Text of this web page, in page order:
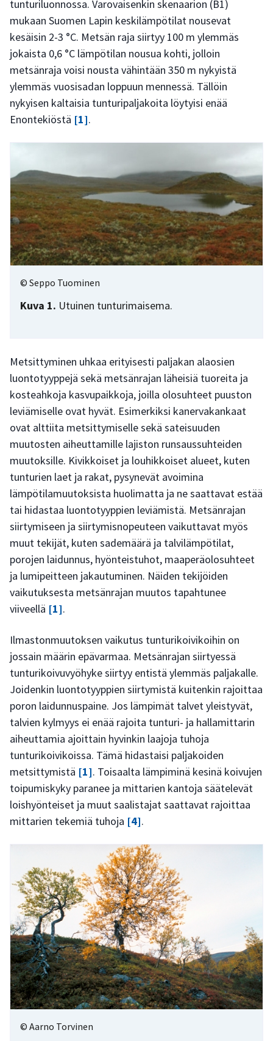
tunturiluonnossa. Varovaisenkin skenaarion (B1)
mukaan Suomen Lapin keskilämpötilat nousevat
kesäisin 2-3 °C. Metsän raja siirtyy 100 m ylemmäs
jokaista 0,6 °C lämpötilan nousua kohti, jolloin
metsänraja voisi nousta vähintään 350 m nykyistä
ylemmäs vuosisadan loppuun mennessä. Tällöin
nykyisen kaltaisia tunturipaljakoita löytyisi enää
Enontekiöstä [1].
Kuva 1. Utuinen tunturimaisema.
© Seppo Tuominen
Metsittyminen uhkaa erityisesti paljakan alaosien
luontotyyppejä sekä metsänrajan läheisiä tuoreita ja
kosteahkoja kasvupaikkoja, joilla olosuhteet puuston
leviämiselle ovat hyvät. Esimerkiksi kanervakankaat
ovat alttiita metsittymiselle sekä sateisuuden
muutosten aiheuttamille lajiston runsaussuhteiden
muutoksille. Kivikkoiset ja louhikkoiset alueet, kuten
tunturien laet ja rakat, pysynevät avoimina
lämpötilamuutoksista huolimatta ja ne saattavat estää
tai hidastaa luontotyyppien leviämistä. Metsänrajan
siirtymiseen ja siirtymisnopeuteen vaikuttavat myös
muut tekijät, kuten sademäärä ja talvilämpötilat,
porojen laidunnus, hyönteistuhot, maaperäolosuhteet
ja lumipeitteen jakautuminen. Näiden tekijöiden
vaikutuksesta metsänrajan muutos tapahtunee
viiveellä [1].
Ilmastonmuutoksen vaikutus tunturikoivikoihin on
jossain määrin epävarmaa. Metsänrajan siirtyessä
tunturikoivuvyöhyke siirtyy entistä ylemmäs paljakalle.
Joidenkin luontotyyppien siirtymistä kuitenkin rajoittaa
poron laidunnuspaine. Jos lämpimät talvet yleistyvät,
talvien kylmyys ei enää rajoita tunturi- ja hallamittarin
aiheuttamia ajoittain hyvinkin laajoja tuhoja
tunturikoivikoissa. Tämä hidastaisi paljakoiden
metsittymistä [1]. Toisaalta lämpiminä kesinä koivujen
toipumiskyky paranee ja mittarien kantoja säätelevät
loishyönteiset ja muut saalistajat saattavat rajoittaa
mittarien tekemiä tuhoja [4].
© Aarno Torvinen